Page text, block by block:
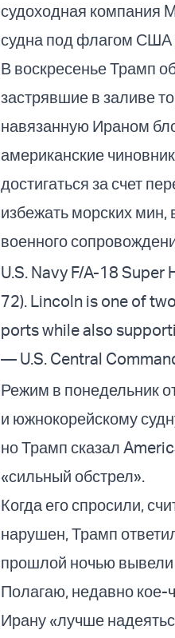
судоходная компания
судна под флагом США
В воскресенье Трамп
застрявшие в заливе
навязанную Ираном
американские
достигаться за счет
избежать морских
военного
U.S. Navy F/A-18
72). Lincoln is one of
ports while also
— U.S. Central
Режим в понедельник
и южнокорейскому
но Трамп сказал
«сильный обстрел».
Когда его спросили,
нарушен, Трамп
прошлой ночью
Полагаю, недавно кое-
Ирану «лучше